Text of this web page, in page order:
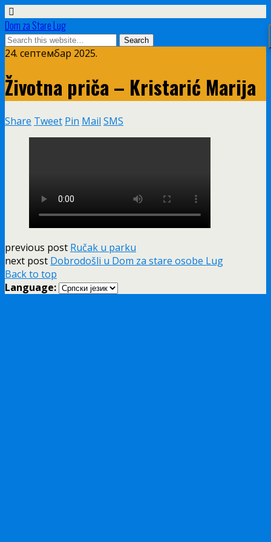
Dom za Stare Lug
24. септембар 2025.
Životna priča – Kristarić Marija
Share Tweet Pin Mail SMS
previous post Ručak u parku
next post Dobrodošli u Dom za stare osobe Lug
Back to top
Language: